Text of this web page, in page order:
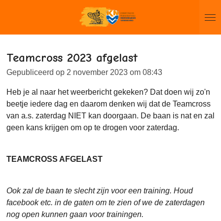
naar
hoofdinhoud
Teamcross 2023 afgelast
Gepubliceerd op 2 november 2023 om 08:43
Heb je al naar het weerbericht gekeken? Dat doen wij zo'n
beetje iedere dag en daarom denken wij dat de Teamcross
van a.s. zaterdag NIET kan doorgaan. De baan is nat en zal
geen kans krijgen om op te drogen voor zaterdag.
TEAMCROSS AFGELAST
Ook zal de baan te slecht zijn voor een training. Houd
facebook etc. in de gaten om te zien of we de zaterdagen
nog open kunnen gaan voor trainingen.